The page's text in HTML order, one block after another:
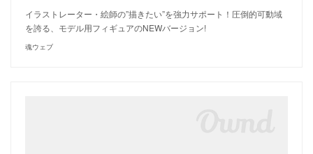
イラストレーター・絵師の”描きたい”を強力サポート！圧倒的可動域
を誇る、モデル用フィギュアのNEWバージョン!
魂ウェブ